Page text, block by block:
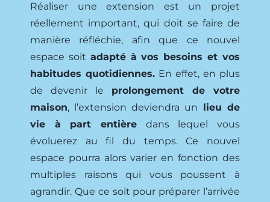
Réaliser une extension est un projet
réellement important, qui doit se faire de
manière réfléchie, afin que ce nouvel
espace soit adapté à vos besoins et vos
habitudes quotidiennes. En effet, en plus
de devenir le prolongement de votre
maison, l’extension deviendra un lieu de
vie à part entière dans lequel vous
évoluerez au fil du temps. Ce nouvel
espace pourra alors varier en fonction des
multiples raisons qui vous poussent à
agrandir. Que ce soit pour préparer l’arrivée